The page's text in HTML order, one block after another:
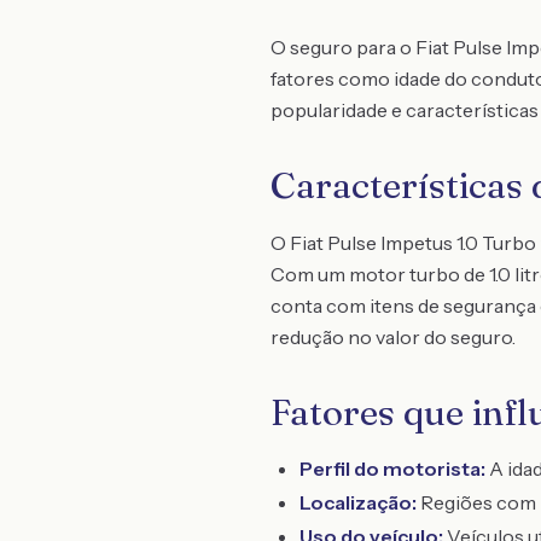
O seguro para o Fiat Pulse
fatores como idade do
popularidade e características
Características
O Fiat Pulse Impetus 1.0
Com um motor turbo de 1.0
conta com itens de
redução no valor do seguro.
Fatores que
Perfil do motorista: A
Localização: Regiões
Uso do veículo: Veículos